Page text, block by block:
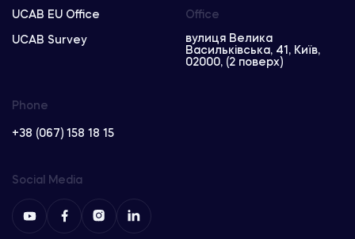
UCAB EU Office
UCAB Survey
Phone
+38 (067) 158 18 15
Office
вулиця Велика
Васильківська, 41, Київ,
02000, (2 поверх)
Social Media